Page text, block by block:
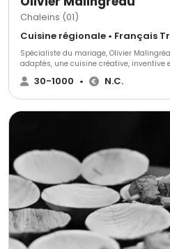
Chaleins (01)
Cuisine régionale • Français
Spécialiste du mariage, Olivier
adaptés, une cuisine créative, inventive
30-1000 • N.C.